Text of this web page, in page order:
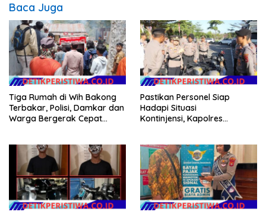
Baca Juga
Tiga Rumah di Wih Bakong
Terbakar, Polisi, Damkar dan
Warga Bergerak Cepat
Pastikan Personel Siap
Hadapi Situasi
Kontinjensi, Kapolres
Dalmas